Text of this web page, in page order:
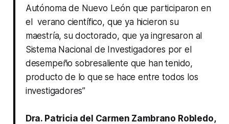
Autónoma de Nuevo León que participaron en
el verano científico, que ya hicieron su
maestría, su doctorado, que ya ingresaron al
Sistema Nacional de Investigadores por el
desempeño sobresaliente que han tenido,
producto de lo que se hace entre todos los
investigadores”
Dra. Patricia del Carmen Zambrano Robledo,